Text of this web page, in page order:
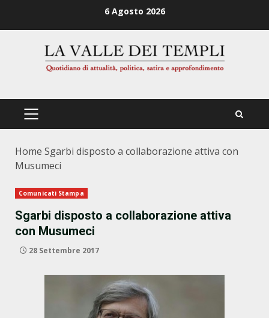
6 Agosto 2026
PRIMÄRES
Home Sgarbi disposto a collaborazione attiva con
Musumeci
Comunicati Stampa
Sgarbi disposto a collaborazione attiva
con Musumeci
28 Settembre 2017